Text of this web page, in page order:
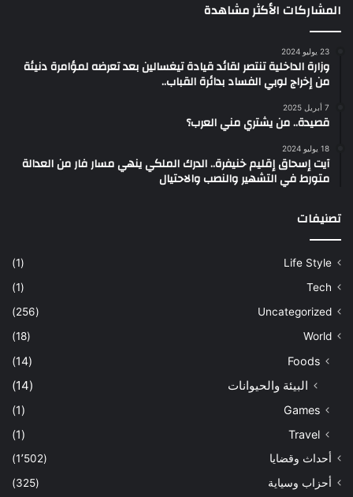
المشاركات الأكثر مشاهدة
23 يوليو 2024
وزارة الداخلية تنتصر لقائد قيادة تيغسالين بعد تعرضه لمؤامرة دنيئة
من إخراج لوبي الفساد بدائرة القباب..
7 أبريل 2025
قصيدة.. من يشتري مني العرب؟
18 يوليو 2024
آيت إسحاق إقليم خنيفرة.. الدرك الملكي ينهي مسار فار من العدالة
متورط في التشهير والنصب والاحتيال
تصنيفات
Life Style
(1)
Tech
(1)
Uncategorized
(256)
World
(18)
Foods
(14)
البيئة والحيوانات (14)
Games
(1)
Travel
(1)
أحداث وقضايا
(1٬502)
أحزاب وسياية
(325)